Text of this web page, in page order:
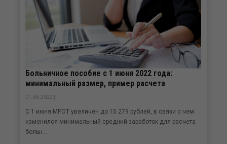
Больничное пособие с 1 июня 2022 года:
минимальный размер, пример расчета
01.06.2022 |
С 1 июня МРОТ увеличен до 15 279 рублей, в связи с чем
изменился минимальный средний заработок для расчета
больн...